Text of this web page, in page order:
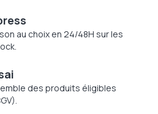
au choix en 24/48H sur les
des produits éligibles